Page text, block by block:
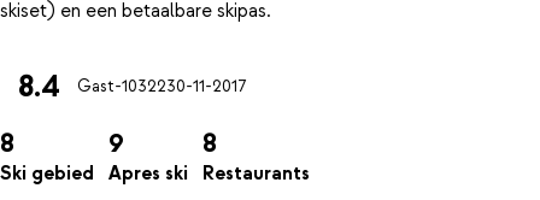
8.4 Gast-1032230-11-2017
8
Ski gebied
9
Apres ski
8
Restaurants